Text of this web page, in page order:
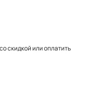
скидкой или оплатить